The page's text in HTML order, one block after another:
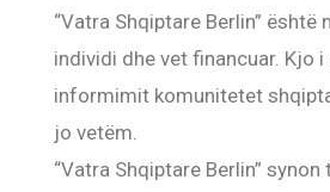
“Vatra Shqiptare Berlin” është
individi dhe vet financuar. Kjo
informimit komunitetet
jo vetëm.
“Vatra Shqiptare Berlin”